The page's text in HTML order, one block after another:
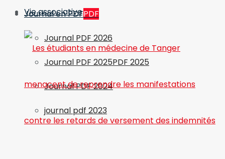
Journal en PDFPDF
Journal PDF 2026
Journal PDF 2025PDF 2025
Journal PDF 2024
journal pdf 2023
Vie associative